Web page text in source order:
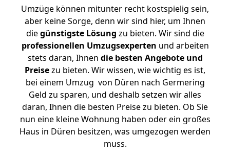
Umzüge können mitunter recht kostspielig sein,
aber keine Sorge, denn wir sind hier, um Ihnen
diegünstigste Lösung zu bieten. Wir sind die
professionellen Umzugsexperten und arbeiten
stets daran, Ihnen die besten Angebote und
Preisezu bieten. Wir wissen, wie wichtig es ist,
bei einem Umzug von Düren nach Germering
Geld zu sparen, und deshalb setzen wir alles
daran, Ihnen die besten Preise zu bieten. Ob Sie
nun eine kleine Wohnung haben oder ein großes
Haus in Düren besitzen, was umgezogen werden
muss.